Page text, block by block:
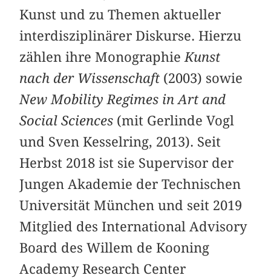
Kunst und zu Themen aktueller
interdisziplinärer Diskurse. Hierzu
zählen ihre MonographieKunst
nach der Wissenschaft (2003) sowie
New Mobility Regimes in Art and
Social Sciences (mit Gerlinde Vogl
und Sven Kesselring, 2013). Seit
Herbst 2018 ist sie Supervisor der
Jungen Akademie der Technischen
Universität München und seit 2019
Mitglied des International Advisory
Board des Willem de Kooning
Academy Research Center